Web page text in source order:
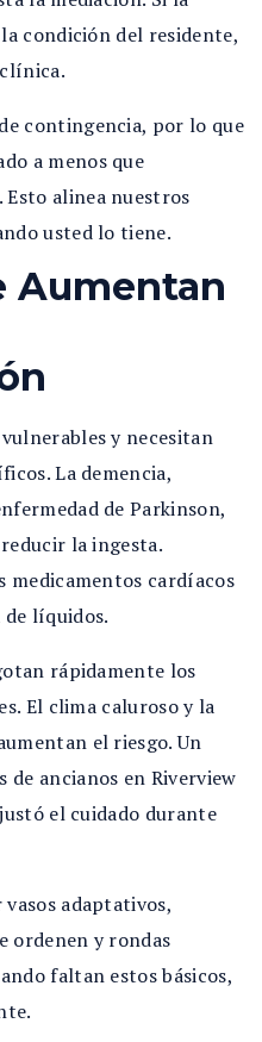
condición del residente,
contingencia, por lo que
a menos que
Esto alinea nuestros
usted lo tiene.
Aumentan
y necesitan
La demencia,
de Parkinson,
la ingesta.
medicamentos cardíacos
líquidos.
rápidamente los
El clima caluroso y la
el riesgo. Un
de ancianos en Riverview
el cuidado durante
adaptativos,
ordenen y rondas
faltan estos básicos,